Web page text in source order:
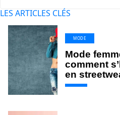
LES ARTICLES CLÉS
MODE
Mode
comment
en